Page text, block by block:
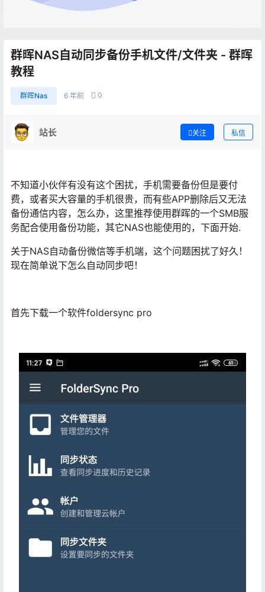
群晖NAS自动同步备份手机文件/文件夹 - 群晖
教程
群晖Nas 6 年前 0
站长 关注 私信
不知道小伙伴有没有这个困扰，手机需要备份但是要付
费，或者买大容量的手机很贵，而有些APP删除后又无法
备份通信内容，怎么办，这里推荐使用群晖的一个SMB服
务配合使用备份功能，其它NAS也能使用的，下面开始.
关于NAS自动备份微信等手机端，这个问题困扰了好久！
现在简单说下怎么自动同步吧！
首先下载一个软件foldersync pro